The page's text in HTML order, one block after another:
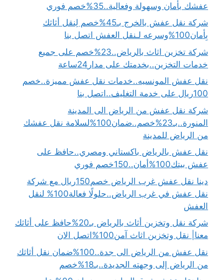
عفشك بأمان وسهولة وفعالية..35%خصم فوري
شركة نقل عفش بالخرج بـ45%خصم لِنقل أثاثك
بِأمان100%وسرعه لـنقل العفش اتصل بنا
شركة تخزين اثاث بالرياض..23%خصم على جميع
خدمات التخزين..بخدمتك على مدار24ساعة
نقل عفش المونسيه..خدمات نقل عفش مميزة..خصم
100ريال على خدمة التغليف..اتصل بنا
شركة نقل عفش من الرياض الى المدينة
المنورة..بـ23%خصم..ضمان100%لسلامة نقل عفشك
من الرياض للمدينة
نقل عفش بالرياض باكستاني ومصري..حافظ على
عفش بيتك100%أمان..150خصم فوري
دينا نقل عفش غرب الرياض خصم150ريال مع شركة
نقل عفش في غرب الرياض..حلولًا فعالة100% لنقل
العفش
شركة نقل وتخزين أثاث بالرياض بـ20%حافظ على أثاثك
معنا| نقل وتخزين اثاث آمن100%اتصل الان
نقل عفش من الرياض الى جدة..100%ضمان نقل أثاثك
من الرياض إلى وجهته الجديدة..بـ18%خصم